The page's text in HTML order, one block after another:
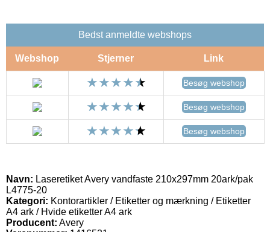
Bedst anmeldte webshops
Webshop Stjerner Link
Besøg webshop
Besøg webshop
Besøg webshop
Navn: Laseretiket Avery vandfaste 210x297mm 20ark/pak
L4775-20
Kategori: Kontorartikler / Etiketter og mærkning / Etiketter
A4 ark / Hvide etiketter A4 ark
Producent: Avery